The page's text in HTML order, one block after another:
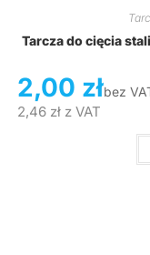
Tarcza do cięcia
2,00 złbez
2,46 złz VAT